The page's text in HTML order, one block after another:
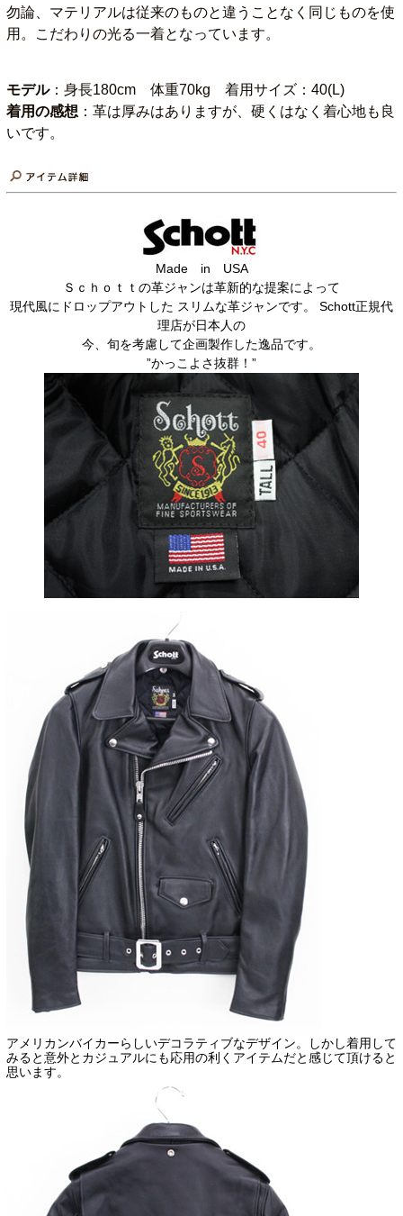
勿論、マテリアルは従来のものと違うことなく同じものを使
用。こだわりの光る一着となっています。
モデル：身長180cm 体重70kg 着用サイズ：40(L)
着用の感想 ：革は厚みはありますが、硬くはなく着心地も良
いです。
Made in USA
Ｓｃｈｏｔｔの革ジャンは革新的な提案によって
現代風にドロップアウトした スリムな革ジャンです。 Schott正規代
理店が日本人の
今、旬を考慮して企画製作した逸品です。
”かっこよさ抜群！”
アメリカンバイカーらしいデコラティブなデザイン。しかし着用して
みると意外とカジュアルにも応用の利くアイテムだと感じて頂けると
思います。